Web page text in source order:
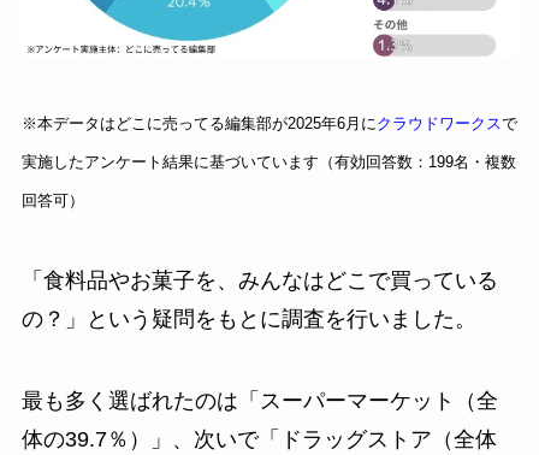
※本データはどこに売ってる編集部が2025年6月にクラウドワークスで
実施したアンケート結果に基づいています（有効回答数：199名・複数
回答可）
「食料品やお菓子を、みんなはどこで買っている
の？」という疑問をもとに調査を行いました。
最も多く選ばれたのは「スーパーマーケット（全
体の39.7％）」、次いで「ドラッグストア（全体